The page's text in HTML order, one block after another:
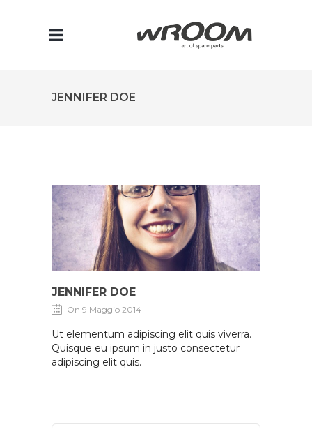
JENNIFER DOE
JENNIFER DOE
On 9 Maggio 2014
Ut elementum adipiscing elit quis viverra.
Quisque eu ipsum in justo consectetur
adipiscing elit quis.